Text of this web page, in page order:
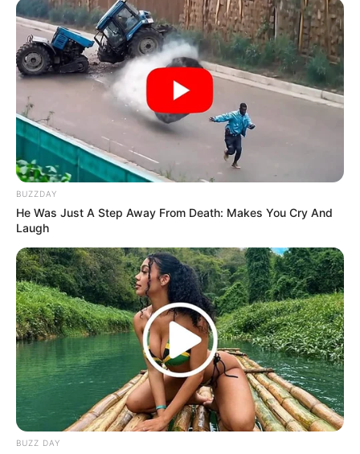
BUZZDAY
He Was Just A Step Away From Death: Makes You Cry And
Laugh
BUZZ DAY